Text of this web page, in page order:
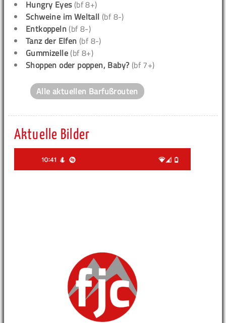
Hungry Eyes(bf 8+)
Schweine im Weltall (bf 8-)
Entkoppeln (bf 8-)
Tanz der Elfen (bf 8-)
Gummizelle (bf 8+)
Shoppen oder poppen, Baby? (bf 7+)
Alle aktuellen Barfußrouten
Aktuelle Bilder